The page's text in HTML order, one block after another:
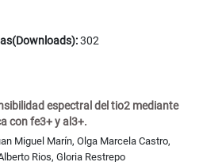
302
espectral del tio2 mediante
con fe3+ y al3+.
Miguel Marín, Olga Marcela Castro,
Rios, Gloria Restrepo